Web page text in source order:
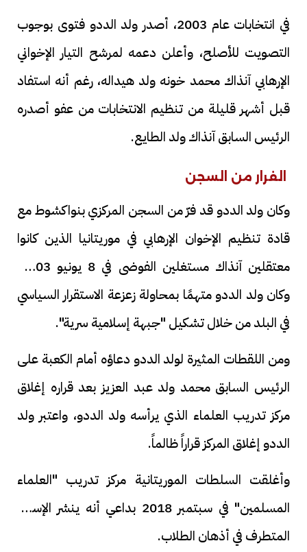
في انتخابات عام 2003، أصدر ولد الددو فتوى بوجوب
التصويت للأصلح، وأعلن دعمه لمرشح التيار الإخواني
الإرهابي آنذاك محمد خونه ولد هيداله، رغم أنه استفاد
قبل أشهر قليلة من تنظيم الانتخابات من عفو أصدره
الرئيس السابق آنذاك ولد الطايع.
الفرار من السجن
وكان ولد الددو قد فرّ من السجن المركزي بنواكشوط مع
قادة تنظيم الإخوان الإرهابي في موريتانيا الذين كانوا
وكان ولد الددو متهمًا بمحاولة زعزعة الاستقرار السياسي
في البلد من خلال تشكيل "جبهة إسلامية سرية".
ومن اللقطات المثيرة لولد الددو دعاؤه أمام الكعبة على
الرئيس السابق محمد ولد عبد العزيز بعد قراره إغلاق
مركز تدريب العلماء الذي يرأسه ولد الددو، واعتبر ولد
الددو إغلاق المركز قراراً ظالماً.
وأغلقت السلطات الموريتانية مركز تدريب "العلماء
المسلمين" في سبتمبر 2018 بداعي أنه ينشر الإسلام
المتطرف في أذهان الطلاب.